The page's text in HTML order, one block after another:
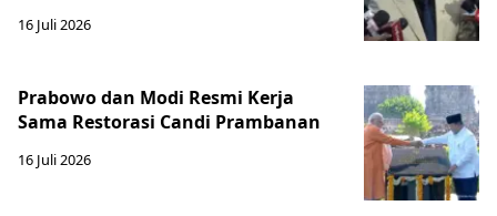
16 Juli 2026
Prabowo dan Modi Resmi Kerja
Sama Restorasi Candi Prambanan
16 Juli 2026